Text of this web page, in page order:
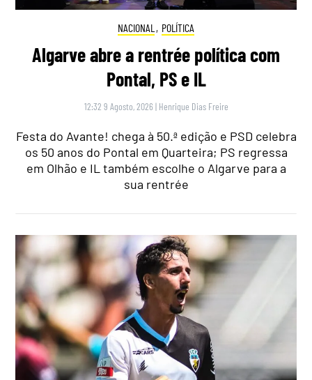
NACIONAL , POLÍTICA
Algarve abre a rentrée política com
Pontal, PS e IL
12:32 9 Agosto, 2026 | Henrique Dias Freire
Festa do Avante! chega à 50.ª edição e PSD celebra
os 50 anos do Pontal em Quarteira; PS regressa
em Olhão e IL também escolhe o Algarve para a
sua rentrée